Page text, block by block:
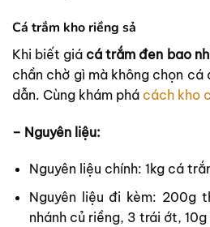
Cá trắm kho riềng sả
Khi biết giá cá trắm đen bao
chần chờ gì mà không chọn cá
dẫn. Cùng khám phá cách kho
– Nguyên liệu:
Nguyên liệu chính: 1kg cá
Nguyên liệu đi kèm: 200g
nhánh củ riềng, 3 trái ớt,